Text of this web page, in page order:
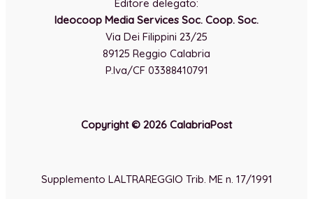
Editore delegato:
Ideocoop Media Services Soc. Coop. Soc.
Via Dei Filippini 23/25
89125 Reggio Calabria
P.Iva/CF 03388410791
Copyright © 2026 CalabriaPost
Supplemento LALTRAREGGIO Trib. ME n. 17/1991